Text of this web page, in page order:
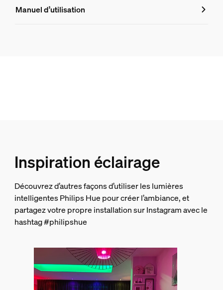
8719514328204
25.000
Environnement
Humidité fonctionnement
5 %<H<95 % (sans condensation)
-20 °C à 45 °C
Options/accessoires inclus
Manuel d’utilisation
Inspiration éclairage
Découvrez d’autres façons d’utiliser les lumières
intelligentes Philips Hue pour créer l’ambiance, et
partagez votre propre installation sur Instagram avec le
hashtag #philipshue